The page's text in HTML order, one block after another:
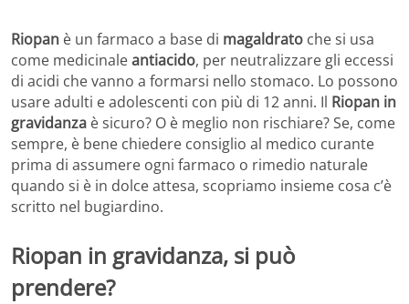
Riopan è un farmaco a base di magaldrato che si usa
come medicinaleantiacido, per neutralizzare gli eccessi
di acidi che vanno a formarsi nello stomaco. Lo possono
usare adulti e adolescenti con più di 12 anni. Il Riopan in
gravidanza è sicuro? O è meglio non rischiare? Se, come
sempre, è bene chiedere consiglio al medico curante
prima di assumere ogni farmaco o rimedio naturale
quando si è in dolce attesa, scopriamo insieme cosa c’è
scritto nel bugiardino.
Riopan in gravidanza, si può
prendere?